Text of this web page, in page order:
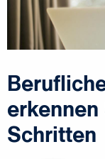
Schritten